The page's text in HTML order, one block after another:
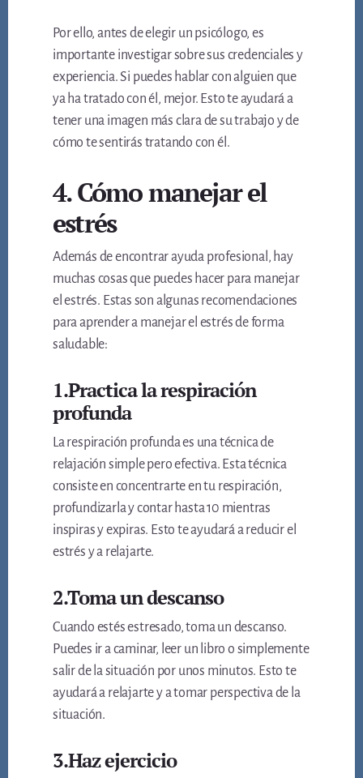
Por ello, antes de elegir un psicólogo, es
importante investigar sobre sus credenciales y
experiencia. Si puedes hablar con alguien que
ya ha tratado con él, mejor. Esto te ayudará a
tener una imagen más clara de su trabajo y de
cómo te sentirás tratando con él.
4. Cómo manejar el
estrés
Además de encontrar ayuda profesional, hay
muchas cosas que puedes hacer para manejar
el estrés. Estas son algunas recomendaciones
para aprender a manejar el estrés de forma
saludable:
1.Practica la respiración
profunda
La respiración profunda es una técnica de
relajación simple pero efectiva. Esta técnica
consiste en concentrarte en tu respiración,
profundizarla y contar hasta 10 mientras
inspiras y expiras. Esto te ayudará a reducir el
estrés y a relajarte.
2.Toma un descanso
Cuando estés estresado, toma un descanso.
Puedes ir a caminar, leer un libro o simplemente
salir de la situación por unos minutos. Esto te
ayudará a relajarte y a tomar perspectiva de la
situación.
3.Haz ejercicio